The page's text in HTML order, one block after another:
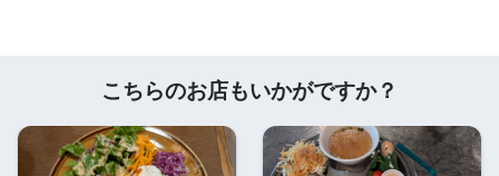
こちらのお店もいかがですか？